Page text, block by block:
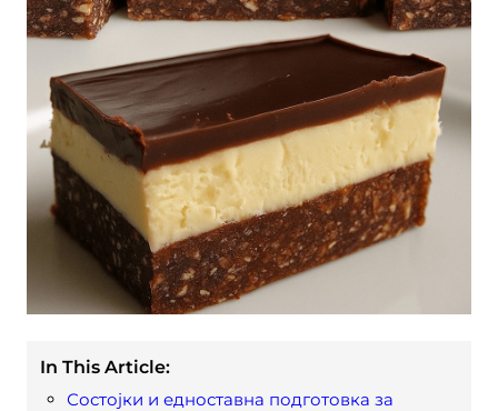
In This Article:
Состојки и едноставна подготовка за